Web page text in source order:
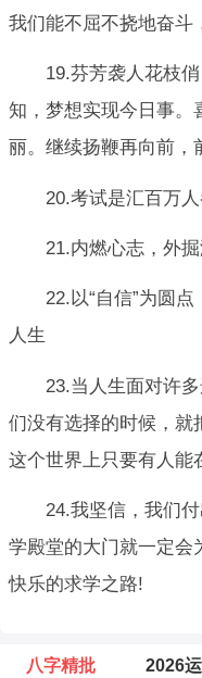
我们能不屈不挠地奋斗
19.芬芳袭人花枝
知，梦想实现今日事。
丽。继续扬鞭再向前，
20.考试是汇百万人
21.内燃心志，外
22.以“自信”为圆
人生
23.当人生面对许
们没有选择的时候，就
这个世界上只要有人能
24.我坚信，我们
学殿堂的大门就一定会
快乐的求学之路!
八字精批 2026